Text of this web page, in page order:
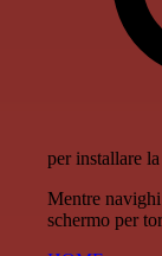
per installare
Mentre
schermo per